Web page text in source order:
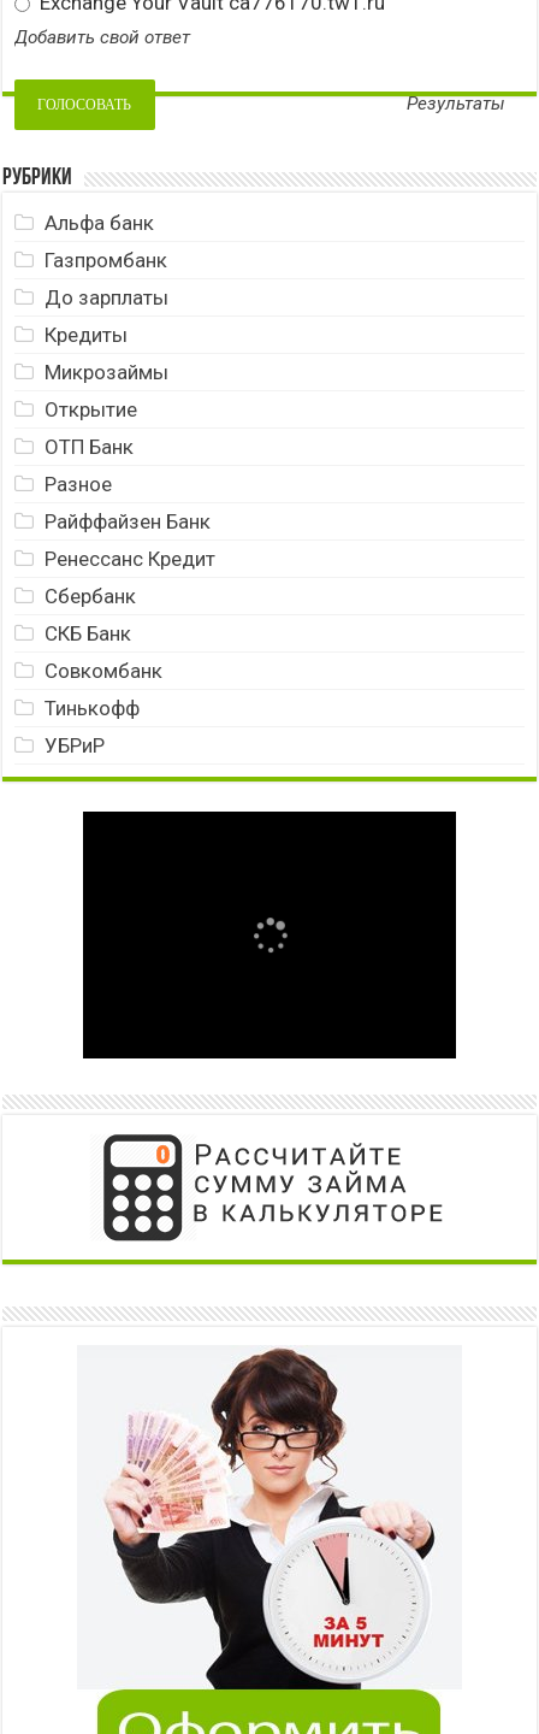
Добавить свой ответ
Результаты
Рубрики
Альфа банк
Газпромбанк
До зарплаты
Кредиты
Микрозаймы
Открытие
ОТП Банк
Разное
Райффайзен Банк
Ренессанс Кредит
Сбербанк
СКБ Банк
Совкомбанк
Тинькофф
УБРиР